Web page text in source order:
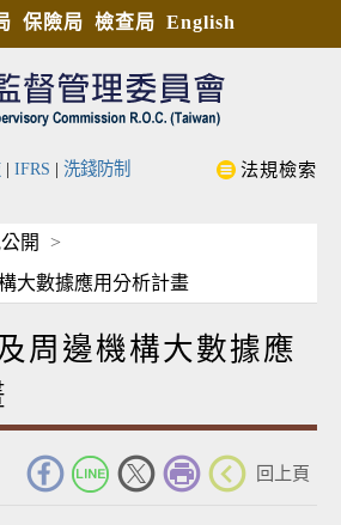
保險局 檢查局 English
| IFRS | 洗錢防制 法規檢索
開
大數據應用分析計畫
周邊機構大數據應
回上頁